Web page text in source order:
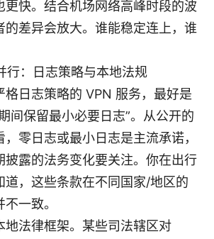
更快。结合机场网络高峰时段的波
的差异会放大。谁能稳定连上，谁
行：日志策略与本地法规
格日志策略的 VPN 服务，最好是
间保留最小必要日志”。从公开的
，零日志或最小日志是主流承诺，
披露的法务变化要关注。你在出行
道，这些条款在不同国家/地区的
一致。
地法律框架。某些司法辖区对